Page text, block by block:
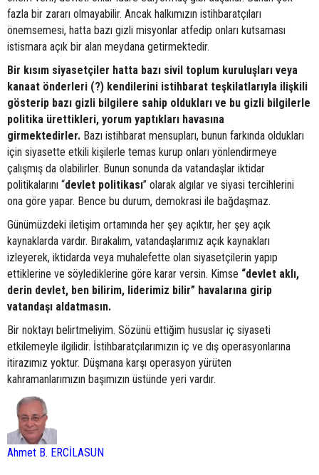
fazla bir zararı olmayabilir. Ancak halkımızın istihbaratçıları
önemsemesi, hatta bazı gizli misyonlar atfedip onları kutsaması
istismara açık bir alan meydana getirmektedir.
Bir kısım siyasetçiler hatta bazı sivil toplum kuruluşları veya
kanaat önderleri (?) kendilerini istihbarat teşkilatlarıyla ilişkili
gösterip bazı gizli bilgilere sahip oldukları ve bu gizli bilgilerle
politika ürettikleri, yorum yaptıkları havasına
girmektedirler. Bazı istihbarat mensupları, bunun farkında oldukları
için siyasette etkili kişilerle temas kurup onları yönlendirmeye
çalışmış da olabilirler. Bunun sonunda da vatandaşlar iktidar
politikalarını “devlet politikası” olarak algılar ve siyasi tercihlerini
ona göre yapar. Bence bu durum, demokrasi ile bağdaşmaz.
Günümüzdeki iletişim ortamında her şey açıktır, her şey açık
kaynaklarda vardır. Bırakalım, vatandaşlarımız açık kaynakları
izleyerek, iktidarda veya muhalefette olan siyasetçilerin yapıp
ettiklerine ve söylediklerine göre karar versin. Kimse “devlet aklı,
derin devlet, ben bilirim, liderimiz bilir” havalarına girip
vatandaşı aldatmasın.
Bir noktayı belirtmeliyim. Sözünü ettiğim hususlar iç siyaseti
etkilemeyle ilgilidir. İstihbaratçılarımızın iç ve dış operasyonlarına
itirazımız yoktur. Düşmana karşı operasyon yürüten
kahramanlarımızın başımızın üstünde yeri vardır.
Ahmet B. ERCİLASUN